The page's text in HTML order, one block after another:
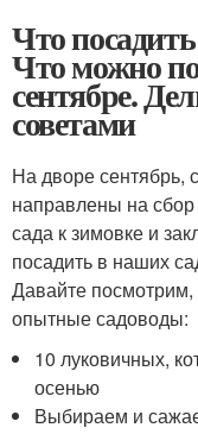
Что
Что можно
сентябре.
советами
На дворе сентябрь,
направлены на сбор
сада к зимовке и
посадить в наших
Давайте посмотрим,
опытные садоводы:
10 луковичных,
осенью
Выбираем и